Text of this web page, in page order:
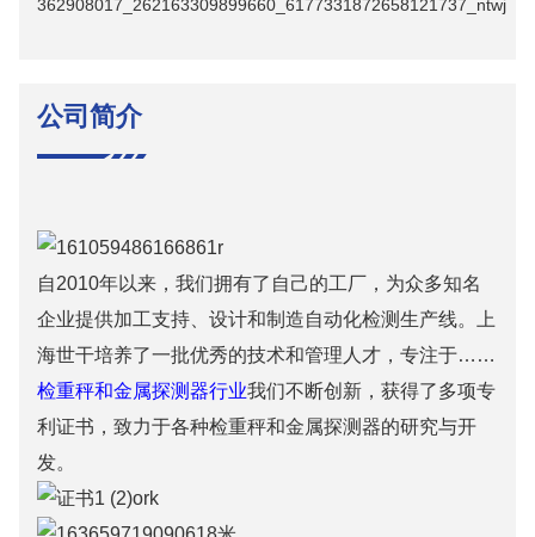
公司简介
自2010年以来，我们拥有了自己的工厂，为众多知名
企业提供加工支持、设计和制造自动化检测生产线。上
海世干培养了一批优秀的技​​术和管理人才，专注于……
检重秤和金属探测器行业我们不断创新，获得了多项专
利证书，致力于各种检重秤和金属探测器的研究与开
发。